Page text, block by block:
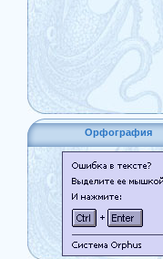
Орфография